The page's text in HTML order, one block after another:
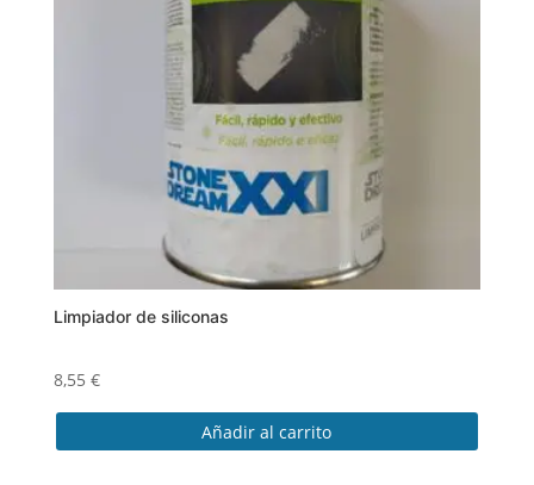
Limpiador de siliconas
8,55 €
Añadir al carrito